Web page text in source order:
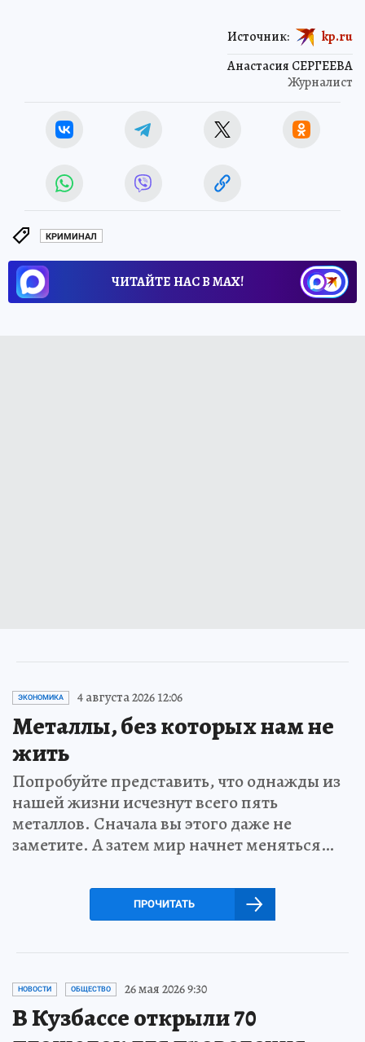
Анастасия СЕРГЕЕВА
Журналист
Источник: kp.ru
КРИМИНАЛ
ЧИТАЙТЕ НАС В МАХ!
ЭКОНОМИКА 4 августа 2026 12:06
Металлы, без которых нам не
жить
Попробуйте представить, что однажды из
нашей жизни исчезнут всего пять
металлов. Сначала вы этого даже не
заметите. А затем мир начнет меняться…
ПРОЧИТАТЬ
НОВОСТИ ОБЩЕСТВО 26 мая 2026 9:30
В Кузбассе открыли 70